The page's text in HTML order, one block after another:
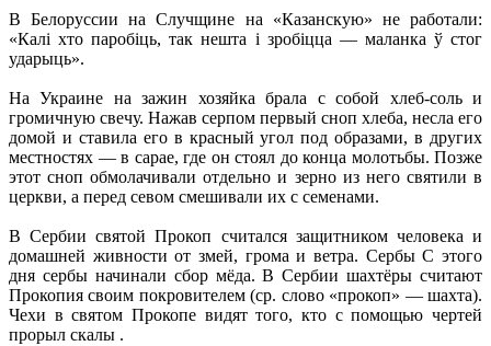
В Белоруссии на Случщине на «Казанскую» не работали:
«Калі хто паробіць, так нешта і зробіцца — маланка ў стог
ударыць».
На Украине на зажин хозяйка брала с собой хлеб-соль и
громичную свечу. Нажав серпом первый сноп хлеба, несла его
домой и ставила его в красный угол под образами, в других
местностях — в сарае, где он стоял до конца молотьбы. Позже
этот сноп обмолачивали отдельно и зерно из него святили в
церкви, а перед севом смешивали их с семенами.
В Сербии святой Прокоп считался защитником человека и
домашней живности от змей, грома и ветра. Сербы С этого
дня сербы начинали сбор мёда. В Сербии шахтёры считают
Прокопия своим покровителем (ср. слово «прокоп» — шахта).
Чехи в святом Прокопе видят того, кто с помощью чертей
прорыл скалы .